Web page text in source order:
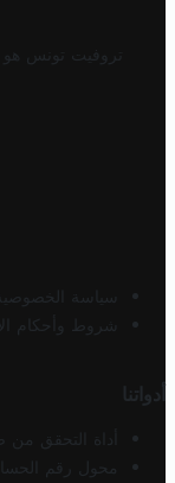
تروفيت تونس هو
سياسة الخصوصية
شروط وأحكام
أدواتنا
أداة التحقق
محول رقم